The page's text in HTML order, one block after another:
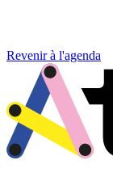
Revenir à l'agenda